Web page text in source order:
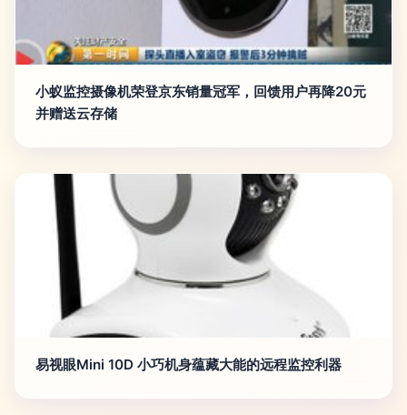
小蚁监控摄像机荣登京东销量冠军，回馈用户再降20元
并赠送云存储
易视眼Mini 10D 小巧机身蕴藏大能的远程监控利器